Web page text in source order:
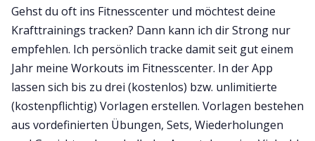
Gehst du oft ins Fitnesscenter und möchtest deine
Krafttrainings tracken? Dann kann ich dir Strong nur
empfehlen. Ich persönlich tracke damit seit gut einem
Jahr meine Workouts im Fitnesscenter. In der App
lassen sich bis zu drei (kostenlos) bzw. unlimitierte
(kostenpflichtig) Vorlagen erstellen. Vorlagen bestehen
aus vordefinierten Übungen, Sets, Wiederholungen